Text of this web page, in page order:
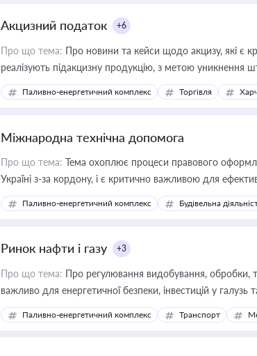
Акцизний податок +6
Про що тема: Про новини та кейси щодо акцизу, які є
реалізують підакцизну продукцію, з метою уникнення
Паливно-енергетичний комплекс Торгівля
Міжнародна технічна допомога
Про що тема: Тема охоплює процеси правового
Україні з-за кордону, і є критично важливою для
інфраструктурних проєктів
Паливно-енергетичний комплекс Будівельна
Ринок нафти і газу +3
Про що тема: Про регулювання видобування, обробки,
важливо для енергетичної безпеки, інвестицій у галузь
Паливно-енергетичний комплекс Транспорт